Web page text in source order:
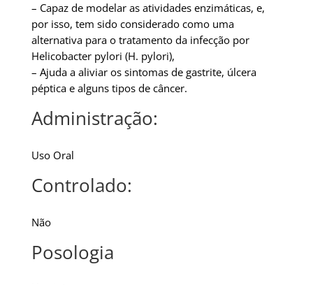
– Capaz de modelar as atividades enzimáticas, e,
por isso, tem sido considerado como uma
alternativa para o tratamento da infecção por
Helicobacter pylori (H. pylori),
– Ajuda a aliviar os sintomas de gastrite, úlcera
péptica e alguns tipos de câncer.
Administração:
Uso Oral
Controlado:
Não
Posologia